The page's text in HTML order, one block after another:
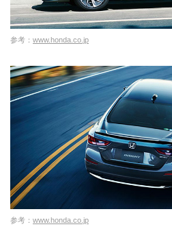
参考： www.honda.co.jp
参考： www.honda.co.jp